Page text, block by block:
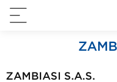
ZAMBIASI S.A.S.